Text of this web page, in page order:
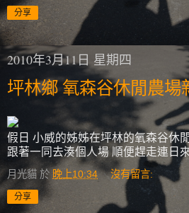
分享
2010年3月11日 星期四
坪林鄉 氧森谷休閒農場
假日 小威的姊姊在坪林的氧森谷休
跟著一同去湊個人場 順便趕走連日
月光貓 於 晚上10:34 沒有留言:
分享